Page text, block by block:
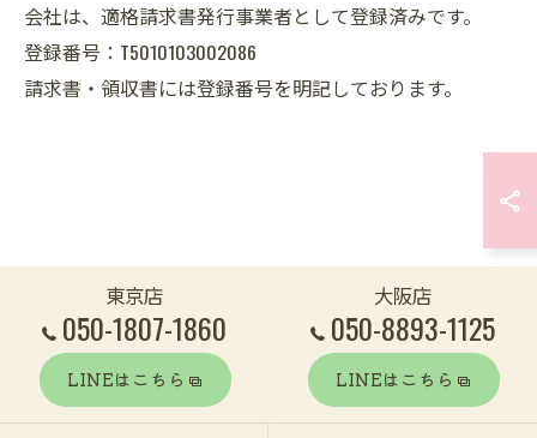
会社は、適格請求書発行事業者として登録済みです。
登録番号：T5010103002086
請求書・領収書には登録番号を明記しております。
東京店
050-1807-1860
LINEはこちら
大阪店
050-8893-1125
LINEはこちら